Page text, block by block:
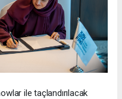
ile taçlandırılacak